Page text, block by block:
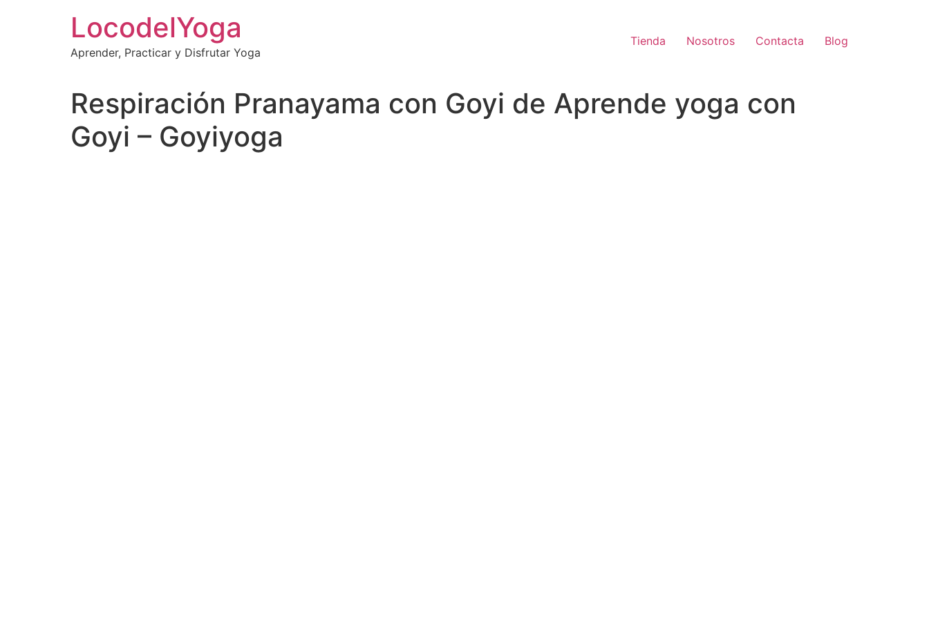
LocodelYoga
Aprender, Practicar y Disfrutar Yoga
Tienda Nosotros Contacta Blog
Respiración Pranayama con Goyi de Aprende yoga con
Goyi – Goyiyoga